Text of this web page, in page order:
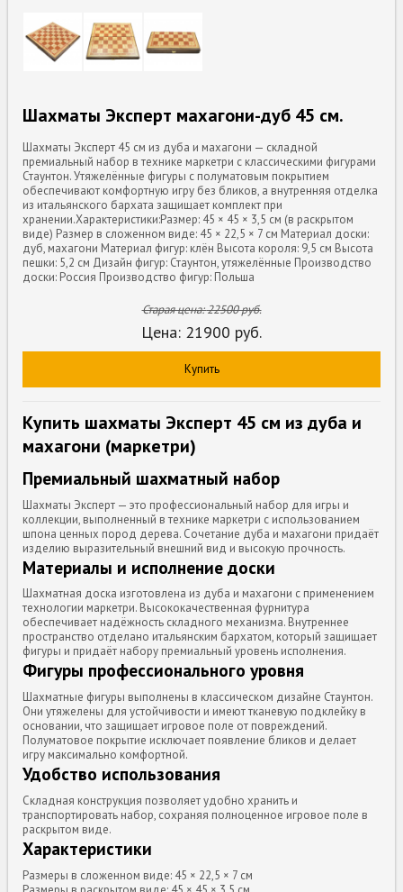
Шахматы Эксперт махагони-дуб 45 см.
Шахматы Эксперт 45 см из дуба и махагони — складной
премиальный набор в технике маркетри с классическими фигурами
Стаунтон. Утяжелённые фигуры с полуматовым покрытием
обеспечивают комфортную игру без бликов, а внутренняя отделка
из итальянского бархата защищает комплект при
хранении.Характеристики:Размер: 45 × 45 × 3,5 см (в раскрытом
виде) Размер в сложенном виде: 45 × 22,5 × 7 см Материал доски:
дуб, махагони Материал фигур: клён Высота короля: 9,5 см Высота
пешки: 5,2 см Дизайн фигур: Стаунтон, утяжелённые Производство
доски: Россия Производство фигур: Польша
Старая цена:22500руб.
Цена: 21900 руб.
Купить
Купить шахматы Эксперт 45 см из дуба и
махагони (маркетри)
Премиальный шахматный набор
Шахматы Эксперт — это профессиональный набор для игры и
коллекции, выполненный в технике маркетри с использованием
шпона ценных пород дерева. Сочетание дуба и махагони придаёт
изделию выразительный внешний вид и высокую прочность.
Материалы и исполнение доски
Шахматная доска изготовлена из дуба и махагони с применением
технологии маркетри. Высококачественная фурнитура
обеспечивает надёжность складного механизма. Внутреннее
пространство отделано итальянским бархатом, который защищает
фигуры и придаёт набору премиальный уровень исполнения.
Фигуры профессионального уровня
Шахматные фигуры выполнены в классическом дизайне Стаунтон.
Они утяжелены для устойчивости и имеют тканевую подклейку в
основании, что защищает игровое поле от повреждений.
Полуматовое покрытие исключает появление бликов и делает
игру максимально комфортной.
Удобство использования
Складная конструкция позволяет удобно хранить и
транспортировать набор, сохраняя полноценное игровое поле в
раскрытом виде.
Характеристики
Размеры в сложенном виде: 45 × 22,5 × 7 см